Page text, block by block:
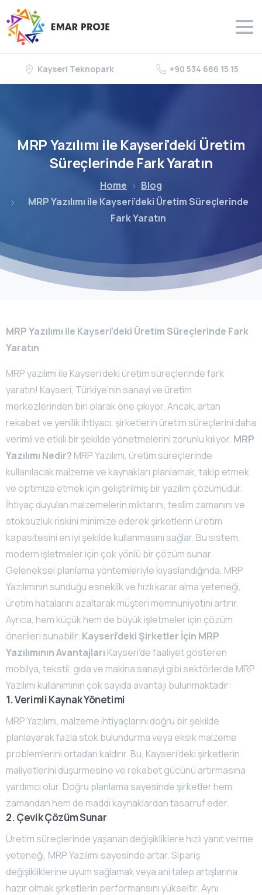
Kayseri Teknopark +90 534 686 15 15
MRPYazılımı ileKayseri'deki Üretim
SüreçlerindeFarkYaratın
Home
Blog
MRP Yazılımı ile Kayseri’deki Üretim Süreçlerinde
Fark Yaratın
MRP Yazılımı ile Kayseri’deki Üretim Süreçlerinde Fark
Yaratın
MRP yazılımı ile Kayseri’deki üretim süreçlerinde fark
yaratın! Kayseri, Türkiye’nin sanayi ve üretim
merkezlerinden biri olarak öne çıkıyor. Ancak, artan
rekabet ve yenilik ihtiyacı, şirketlerin üretim süreçlerini daha
verimli ve etkili bir şekilde yönetmelerini zorunlu kılıyor. MRP
Yazılımı Nedir? MRP Yazılımı, üretim süreçlerinde
kullanılacak malzeme ve kaynakları planlamak, takip etmek
ve optimize etmek için geliştirilmiş bir yazılım çözümüdür.
İhtiyaç duyulan malzemelerin miktarını, teslim zamanını ve
stoksuzluk riskini minimize ederek şirketlerin üretim
kapasitesini en iyi şekilde kullanmasını sağlar. Bu sistem,
modern işletmeler için çok yönlü bir çözüm sunar.
Geleneksel planlama yöntemleriyle kıyaslandığında, MRP
Yazılımının sunduğu esneklik ve hızlı karar alma yeteneği,
üretim hatalarını azaltarak müşteri memnuniyetini artırır.
Ayrıca, hem küçük hem de büyük işletmeler için çözüm
önerileri sunabilir. Kayseri’deki Şirketler İçin MRP
Yazılımının Avantajları Kayseri’de faaliyet gösteren
mobilya, tekstil, gıda ve makina sanayi gibi sektörlerde MRP
Yazılımı kullanımının çok sayıda avantajı bulunmaktadır:
1. Verimli Kaynak Yönetimi
MRP Yazılımı, malzeme ihtiyaçlarını doğru bir şekilde
planlayarak fazla stok bulundurma veya eksik malzeme
problemlerini ortadan kaldırır. Bu, Kayseri’deki şirketlerin
maliyetlerini düşürmesine ve rekabet gücünü artırmasına
yardımcı olur. Doğru planlama sayesinde şirketler hem
zamandan hem de maddi kaynaklardan tasarruf eder.
2. Çevik Çözüm Sunar
Üretim süreçlerinde yaşanan değişikliklere hızlı yanıt verme
yeteneği, MRP Yazılımı sayesinde artar. Sipariş
değişikliklerine uyum sağlamak veya ani talep artışlarına
hazır olmak şirketlerin performansını yükseltir. Aynı